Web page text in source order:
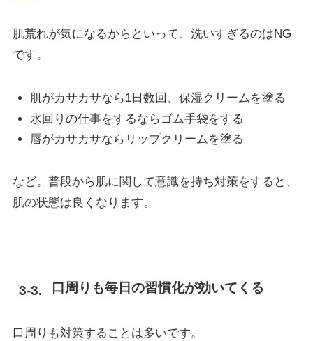
肌荒れが気になるからといって、洗いすぎるのはNG
です。
肌がカサカサなら1日数回、保湿クリームを塗る
水回りの仕事をするならゴム手袋をする
唇がカサカサならリップクリームを塗る
など。普段から肌に関して意識を持ち対策をすると、
肌の状態は良くなります。
口周りも毎日の習慣化が効いてくる
口周りも対策することは多いです。